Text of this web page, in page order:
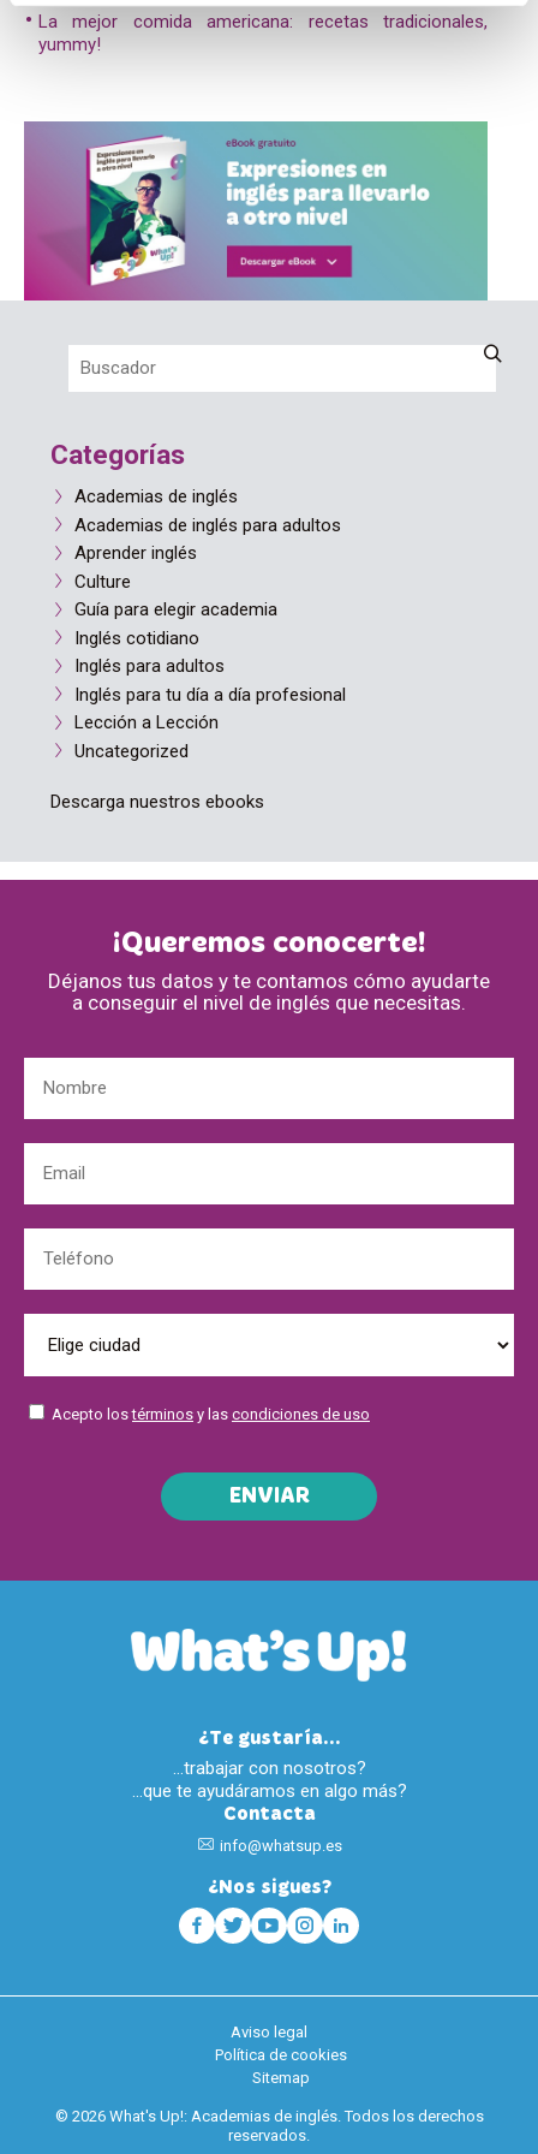
La mejor comida americana: recetas tradicionales,
yummy!
Categorías
Academias de inglés
Academias de inglés para adultos
Aprender inglés
Culture
Guía para elegir academia
Inglés cotidiano
Inglés para adultos
Inglés para tu día a día profesional
Lección a Lección
Uncategorized
Descarga nuestros ebooks
¡Queremos conocerte!
Déjanos tus datos y te contamos cómo ayudarte
a conseguir el nivel de inglés que necesitas.
Acepto lostérminos y las condiciones de uso
ENVIAR
¿Te gustaría...
…trabajar con nosotros?
…que te ayudáramos en algo más?
Contacta
info@whatsup.es
¿Nos sigues?
Aviso legal
Política de cookies
Sitemap
© 2026 What's Up!: Academias de inglés. Todos los derechos
reservados.